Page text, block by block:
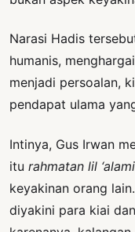
Narasi Hadis
humanis,
menjadi persoalan,
pendapat ulama
Intinya, Gus Irwan
itu rahmatan lil
keyakinan orang
diyakini para kiai